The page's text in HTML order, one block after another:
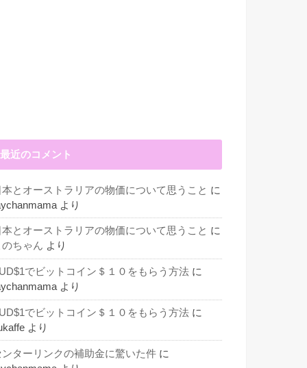
最近のコメント
本とオーストラリアの物価について思うこと に
より
本とオーストラリアの物価について思うこと に
のちゃん より
でビットコイン＄１０をもらう方法 に
より
でビットコイン＄１０をもらう方法 に
より
ンターリンクの補助金に驚いた件 に